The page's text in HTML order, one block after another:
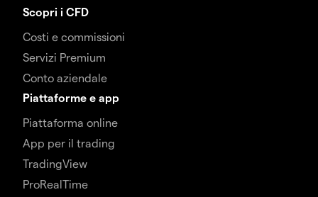
Scopri i CFD
Costi e commissioni
Servizi Premium
Conto aziendale
Piattaforme e app
Piattaforma online
App per il trading
TradingView
ProRealTime